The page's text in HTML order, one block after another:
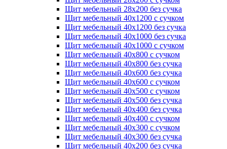
Щит мебельный 28х200 без сучка
Щит мебельный 40х1200 с сучком
Щит мебельный 40х1200 без сучка
Щит мебельный 40х1000 без сучка
Щит мебельный 40х1000 с сучком
Щит мебельный 40х800 с сучком
Щит мебельный 40х800 без сучка
Щит мебельный 40х600 без сучка
Щит мебельный 40х600 с сучком
Щит мебельный 40х500 с сучком
Щит мебельный 40х500 без сучка
Щит мебельный 40х400 без сучка
Щит мебельный 40х400 с сучком
Щит мебельный 40х300 с сучком
Щит мебельный 40х300 без сучка
Щит мебельный 40х200 без сучка